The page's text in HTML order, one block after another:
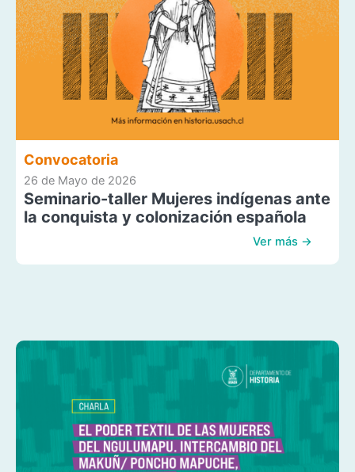
Convocatoria
26 de Mayo de 2026
Seminario-taller Mujeres indígenas ante
la conquista y colonización española
Ver más →